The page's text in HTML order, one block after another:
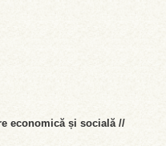
economică și socială //